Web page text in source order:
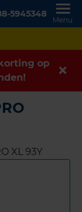
5945348
Menu
op